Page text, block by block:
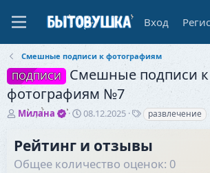
Вход
Смешные подписи к фотографиям
ПОДПИСИ
Смешные подписи к
фотографиям №7
А
о
р
Милана
Д
а
н
08.12.2025
Т
и
развлечение
Рейтинг и отзывы
Общее количество оценок: 0